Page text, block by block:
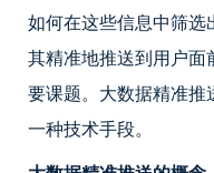
如何在这些信息中筛
其精准地推送到用户
要课题。大数据精准
一种技术手段。